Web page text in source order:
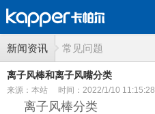
新闻资讯 常见问题
离子风棒和离子风嘴分类
来源：本站 时间：2022/1/10 11:15:28
离子风棒分类